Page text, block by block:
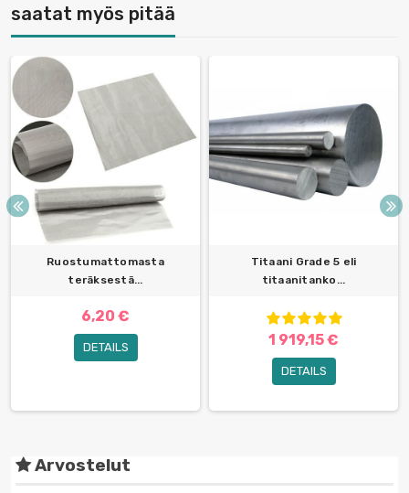
saatat myös pitää
Ruostumattomasta
teräksestä...
6,20 €
DETAILS
Titaani Grade 5 eli
titaanitanko...
1 919,15 €
DETAILS
Arvostelut